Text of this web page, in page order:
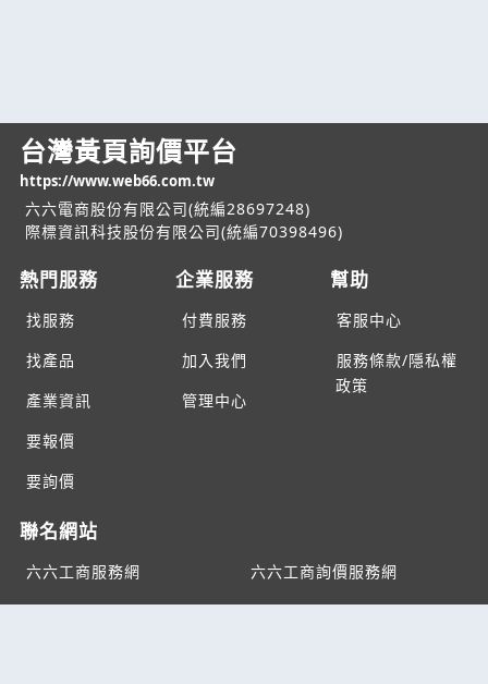
台灣黃頁詢價平台
https://www.web66.com.tw
六六電商股份有限公司(統編28697248)
際標資訊科技股份有限公司(統編70398496)
熱門服務
找服務
找產品
產業資訊
要報價
要詢價
企業服務
付費服務
加入我們
管理中心
幫助
客服中心
服務條款/隱私權
政策
聯名網站
六六工商服務網
六六工商詢價服務網
JB產品網
六六黃頁